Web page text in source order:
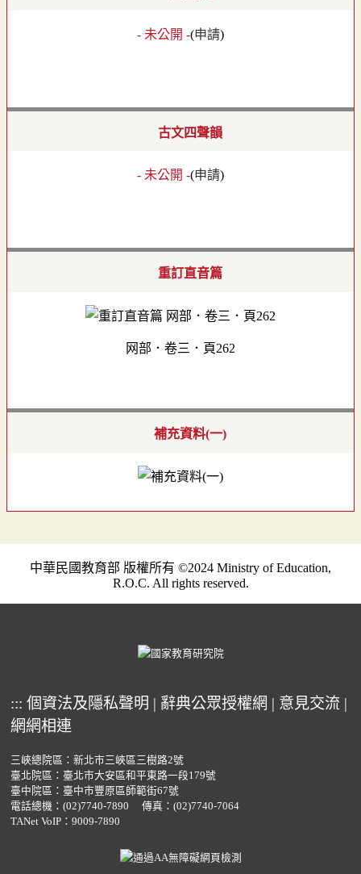
- 未公開 -(申請)
古文四聲韻
- 未公開 -(申請)
重訂直音篇
网部．卷三．頁262
補充資料(一)
中華民國教育部 版權所有 ©2024 Ministry of Education,
R.O.C. All rights reserved.
::: 個資法及隱私聲明 | 辭典公眾授權網 | 意見交流 |
網網相連
三峽總院區：新北市三峽區三樹路2號
臺北院區：臺北市大安區和平東路一段179號
臺中院區：臺中市豐原區師範街67號
電話總機： (02)7740-7890
傳真：(02)7740-7064
TANet VoIP：9009-7890